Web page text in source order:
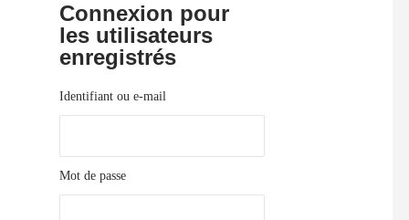
Connexion pour
les utilisateurs
enregistrés
Identifiant ou e-mail
Mot de passe